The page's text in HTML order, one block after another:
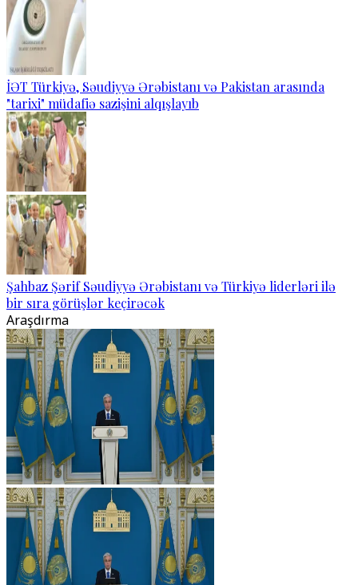
İƏT Türkiyə, Səudiyyə Ərəbistanı və Pakistan arasında
"tarixi" müdafiə sazişini alqışlayıb
Şahbaz Şərif Səudiyyə Ərəbistanı və Türkiyə liderləri ilə
bir sıra görüşlər keçirəcək
Araşdırma